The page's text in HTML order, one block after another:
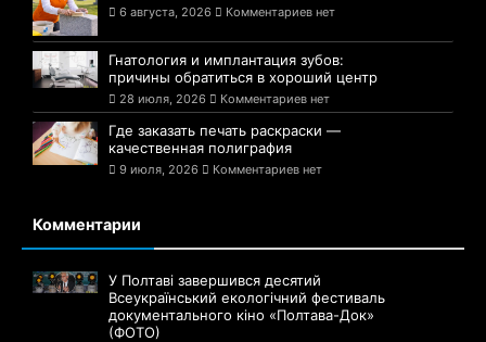
6 августа, 2026 Комментариев нет
Гнатология и имплантация зубов:
причины обратиться в хороший центр
28 июля, 2026 Комментариев нет
Где заказать печать раскраски —
качественная полиграфия
9 июля, 2026 Комментариев нет
Комментарии
У Полтаві завершився десятий
Всеукраїнський екологічний фестиваль
документального кіно «Полтава-Док»
(ФОТО)